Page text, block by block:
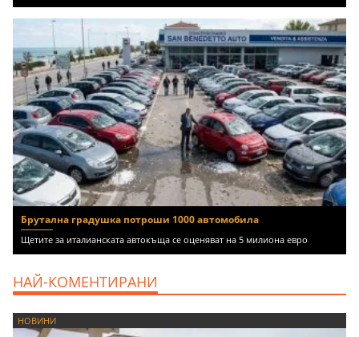
Брутална градушка потроши 1000 автомобила
Щетите за италианската автокъща се оценяват на 5 милиона евро
НАЙ-КОМЕНТИРАНИ
НОВИНИ